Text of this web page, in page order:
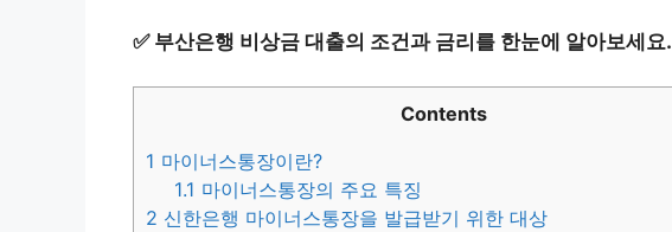
✅ 부산은행 비상금 대출의 조건과 금리를 한눈에 알아보세요.
Contents
1 마이너스통장이란?
1.1 마이너스통장의 주요 특징
2 신한은행 마이너스통장을 발급받기 위한 대상